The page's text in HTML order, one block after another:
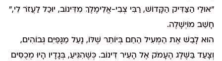
"אוּלַי הַצַּדִּיק הַקָּדוֹשׁ, רַבִּי צְבִי-אֱלִימֶלֶךְ מִדִּינוֹב, יוּכַל לַעֲזֹר לִי,"
חָשַׁב מוֹיְשָׁלֶה.
הוּא לָבַשׁ אֶת הַמְּעִיל הַחַם בְּיוֹתֵר שֶׁלּוֹ, נָעַל מַגָּפַיִם גְּבוֹהִים,
וְצָעַד בַּשֶּׁלֶג הֶעָמֹק אֶל הָעִיר דִּינוֹב. כְּשֶׁהִגִּיעַ, בְּגָדָיו הָיוּ מְכֻסִּים